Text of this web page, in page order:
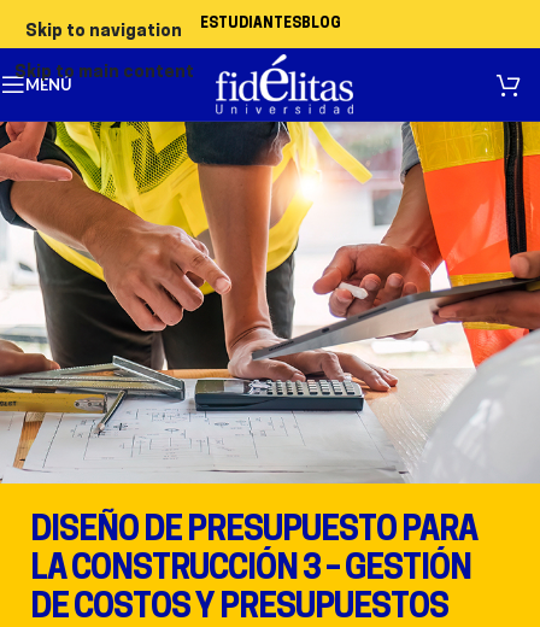
Skip to navigation
Skip to main content
ESTUDIANTESBLOG
MENÚ
DISEÑO DE PRESUPUESTO PARA
LA CONSTRUCCIÓN 3 – GESTIÓN
DE COSTOS Y PRESUPUESTOS